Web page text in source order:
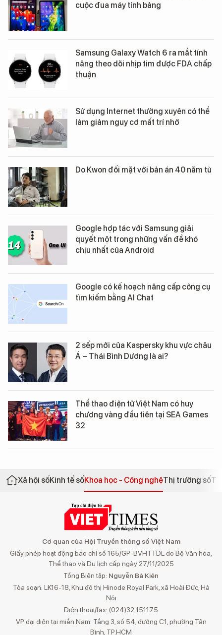
cuộc đua máy tính bảng
Samsung Galaxy Watch 6 ra mắt tính
năng theo dõi nhịp tim được FDA chấp
thuận
Sử dụng Internet thường xuyên có thể
làm giảm nguy cơ mất trí nhớ
Do Kwon đối mặt với bản án 40 năm tù
Google hợp tác với Samsung giải
quyết một trong những vấn đề khó
chịu nhất của Android
Google có kế hoạch nâng cấp công cụ
tìm kiếm bằng AI Chat
2 sếp mới của Kaspersky khu vực châu
Á – Thái Bình Dương là ai?
Thể thao điện tử Việt Nam có huy
chương vàng đầu tiên tại SEA Games
32
Xã hội sốKinh tế sốKhoa học - Công nghệThị trường số
Cơ quan của Hội Truyền thông số Việt Nam
Giấy phép hoạt động báo chí số 165/GP-BVHTTDL do Bộ Văn hóa,
Thể thao và Du lịch cấp ngày 27/11/2025
Tổng Biên tập: Nguyễn Bá Kiên
Tòa soạn: LK16-18, Khu đô thị Hinode Royal Park, xã Hoài Đức, Hà
Nội
Điện thoại/fax: (024)32 151175
VP đại diện tại miền Nam: Tầng 3, số 54, đường C1, phường Tân
Bình, TP.HCM